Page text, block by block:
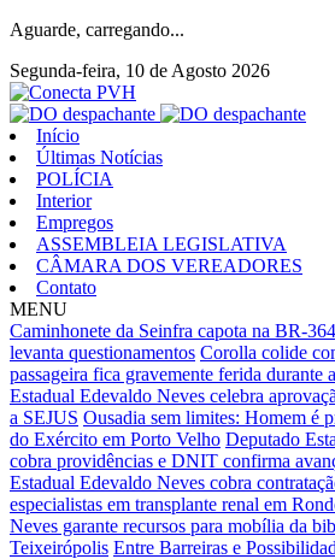
Aguarde, carregando...
Segunda-feira, 10 de Agosto 2026
Início
Últimas Notícias
POLÍCIA
Interior
Empregos
ASSEMBLEIA LEGISLATIVA
CÂMARA DOS VEREADORES
Contato
MENU
Caminhonete da Seinfra capota na BR-
levanta questionamentos Corolla colide
passageira fica gravemente ferida durante
Estadual Edevaldo Neves celebra
a SEJUS Ousadia sem limites: Homem é
do Exército em Porto Velho Deputado
cobra providências e DNIT confirma
Estadual Edevaldo Neves cobra
especialistas em transplante renal em
Neves garante recursos para mobília da
Teixeirópolis Entre Barreiras e